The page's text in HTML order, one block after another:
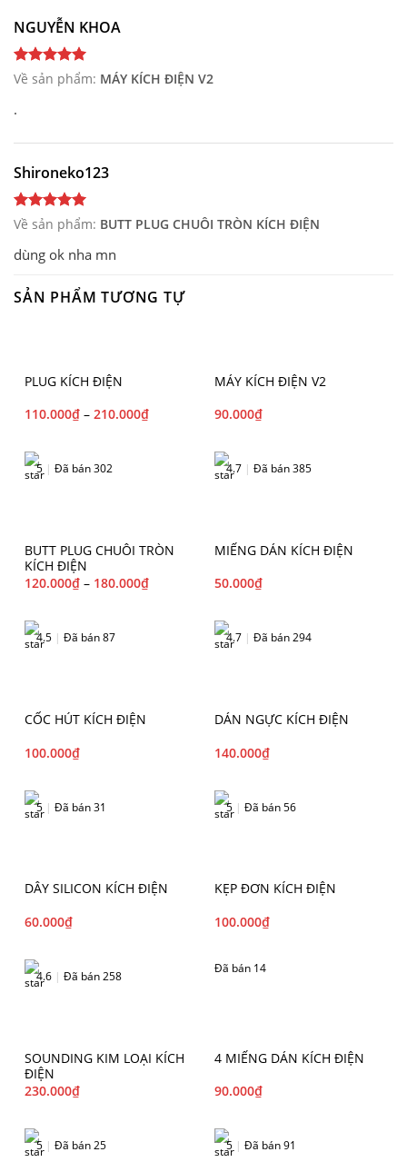
NGUYỄN KHOA
Về sản phẩm: MÁY KÍCH ĐIỆN V2
.
Shironeko123
Về sản phẩm: BUTT PLUG CHUÔI TRÒN KÍCH ĐIỆN
dùng ok nha mn
SẢN PHẨM TƯƠNG TỰ
PLUG KÍCH ĐIỆN
110.000₫ – 210.000₫
5 | Đã bán 302
MÁY KÍCH ĐIỆN V2
90.000₫
4.7 | Đã bán 385
BUTT PLUG CHUÔI TRÒN
KÍCH ĐIỆN
120.000₫ – 180.000₫
4.5 | Đã bán 87
MIẾNG DÁN KÍCH ĐIỆN
50.000₫
4.7 | Đã bán 294
CỐC HÚT KÍCH ĐIỆN
100.000₫
5 | Đã bán 31
DÁN NGỰC KÍCH ĐIỆN
140.000₫
5 | Đã bán 56
DÂY SILICON KÍCH ĐIỆN
60.000₫
4.6 | Đã bán 258
KẸP ĐƠN KÍCH ĐIỆN
100.000₫
Đã bán 14
SOUNDING KIM LOẠI KÍCH
ĐIỆN
230.000₫
5 | Đã bán 25
4 MIẾNG DÁN KÍCH ĐIỆN
90.000₫
5 | Đã bán 91